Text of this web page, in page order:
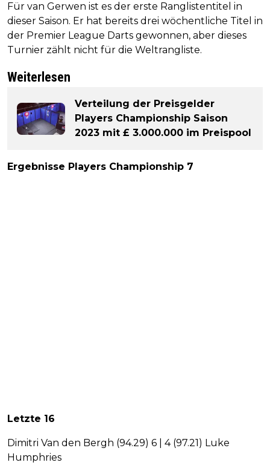
Für van Gerwen ist es der erste Ranglistentitel in
dieser Saison. Er hat bereits drei wöchentliche Titel in
der Premier League Darts gewonnen, aber dieses
Turnier zählt nicht für die Weltrangliste.
Weiterlesen
Verteilung der Preisgelder
Players Championship Saison
2023 mit £ 3.000.000 im Preispool
Ergebnisse Players Championship 7
Letzte 16
Dimitri Van den Bergh (94.29) 6 | 4 (97.21) Luke
Humphries